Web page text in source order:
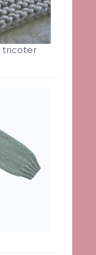
tricoter